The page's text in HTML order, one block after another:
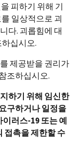
피하기 위해 기
일상적으로 괴
다. 괴롭힘에 대
하십시오.
제공받을 권리가
조하십시오.
하기 위해 임신한
구하거나 일정을
러스-19 또는 예
접촉을 제한할 수